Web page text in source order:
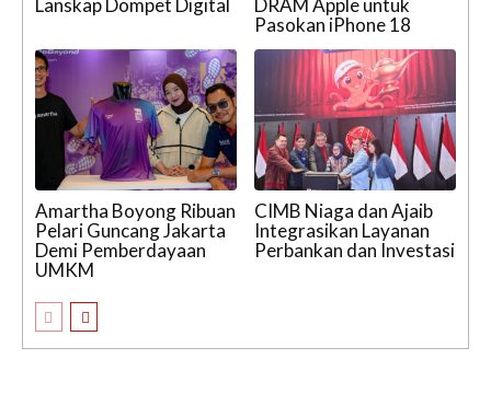
Lanskap Dompet Digital
DRAM Apple untuk
Pasokan iPhone 18
Amartha Boyong Ribuan
Pelari Guncang Jakarta
Demi Pemberdayaan
UMKM
CIMB Niaga dan Ajaib
Integrasikan Layanan
Perbankan dan Investasi